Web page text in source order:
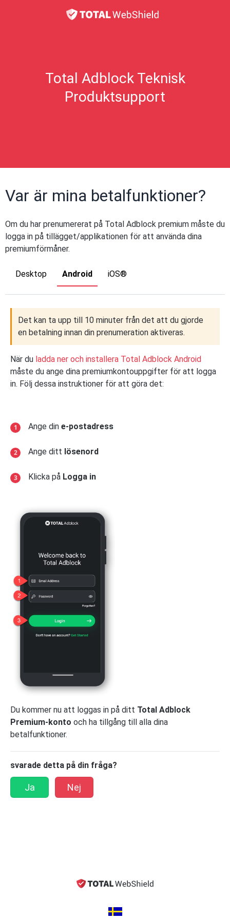
Total Adblock Teknisk
Produktsupport
Var är mina betalfunktioner?
Om du har prenumererat på Total Adblock premium måste du
logga in på tillägget/applikationen för att använda dina
premiumförmåner.
Desktop Android iOS®
Det kan ta upp till 10 minuter från det att du gjorde
en betalning innan din prenumeration aktiveras.
När du ladda ner och installera Total Adblock Android
måste du ange dina premiumkontouppgifter för att logga
in. Följ dessa instruktioner för att göra det:
Ange din e-postadress
Ange ditt lösenord
Klicka på Logga in
Du kommer nu att loggas in på ditt Total Adblock
Premium-konto och ha tillgång till alla dina
betalfunktioner.
svarade detta på din fråga?
Ja Nej